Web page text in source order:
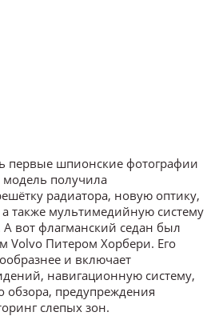
первые шпионские фотографии
модель получила
радиатора, новую оптику,
а также мультимедийную систему
вот флагманский седан был
Volvo Питером Хорбери. Его
и включает
навигационную систему,
обзора, предупреждения
слепых зон.